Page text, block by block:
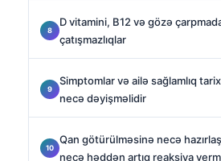
D vitamini, B12 və gözə
çatışmazlıqlar
Simptomlar və ailə sağlamlıq
necə dəyişməlidir
Qan götürülməsinə necə
necə həddən artıq reaksiya